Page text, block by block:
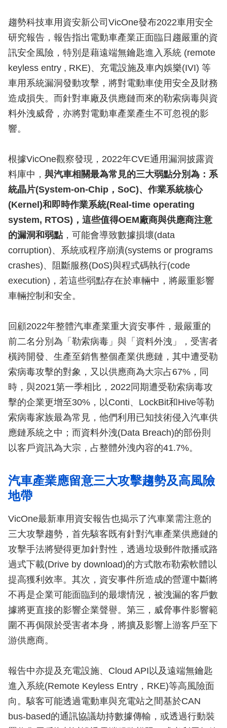
趨勢科技車用資安新公司VicOne發布2022車用安全
研究報告，報告指出電動車產業正面臨日趨嚴重的資
訊安全風險，特別是藉遠端無鑰匙進入系統 (remote
keyless entry , RKE)、充電設施及車內娛樂(IVI) 等
車用系統漏洞發動攻擊，將對電動車使用安全及財務
造成損失。而針對車廠及供應鏈而來的勒索病毒與資
料外洩威脅，亦將對電動車產業產生不可忽視的影
響。
根據VicOne觀察發現，2022年CVE通用漏洞披露資
料庫中， 與汽車相關最為常見的三大弱點分別為：系
統晶片(System-on-Chip，SoC)、作業系統核心
(Kernel)和即時作業系統(Real-time operating
system, RTOS)，這些值得OEM廠商與供應商注意
的漏洞和弱點，可能會導致數據損壞(data
corruption)、系統或程序崩潰(systems or programs
crashes)、阻斷服務(DoS)與程式碼執行(code
execution)，若這些弱點存在於車輛中，將嚴重影響
車輛控制和安全。
回顧2022年整體汽車產業重大資安事件，最嚴重的
前二名分別為「勒索病毒」與「資料外洩」，受害者
橫跨開發、生產至銷售整個產業供應鏈，其中遭受勒
索病毒攻擊的對象，又以供應商為大宗占67%，同
時，與2021第一季相比，2022同期遭受勒索病毒攻
擊的企業更增至30%，以Conti、LockBit和Hive等勒
索病毒家族最為常見，他們利用已知技術侵入汽車供
應鏈系統之中；而資料外洩(Data Breach)的部份則
以客戶資訊為大宗，占整體外洩內容的41.7%。
汽車產業應留意三大攻擊趨勢及高風險
地帶
VicOne最新車用資安報告也揭示了汽車業需注意的
三大攻擊趨勢，首先駭客既有針對汽車產業供應鏈的
攻擊手法將變得更加針對性，透過垃圾郵件散播或路
過式下載(Drive by download)的方式散布勒索軟體以
提高獲利效率。其次，資安事件所造成的營運中斷將
不再是企業可能面臨到的最壞情況，被洩漏的客戶數
據將更直接的影響企業聲譽。第三，威脅事件影響範
圍不再侷限於受害者本身，將擴及影響上游客戶至下
游供應商。
報告中亦提及充電設施、Cloud API以及遠端無鑰匙
進入系統(Remote Keyless Entry，RKE)等高風險面
向。駭客可能透過電動車與充電站之間基於CAN
bus-based的通訊協議劫持數據傳輸，或透過行動裝